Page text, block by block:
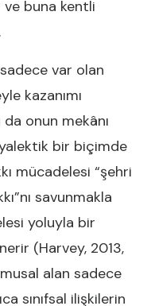
ve buna kentli
var olan
kazanımı
onun mekânı
bir biçimde
mücadelesi “şehri
savunmakla
yoluyla bir
(Harvey, 2013,
alan sadece
sınıfsal ilişkilerin